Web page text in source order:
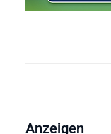
Anzeigen